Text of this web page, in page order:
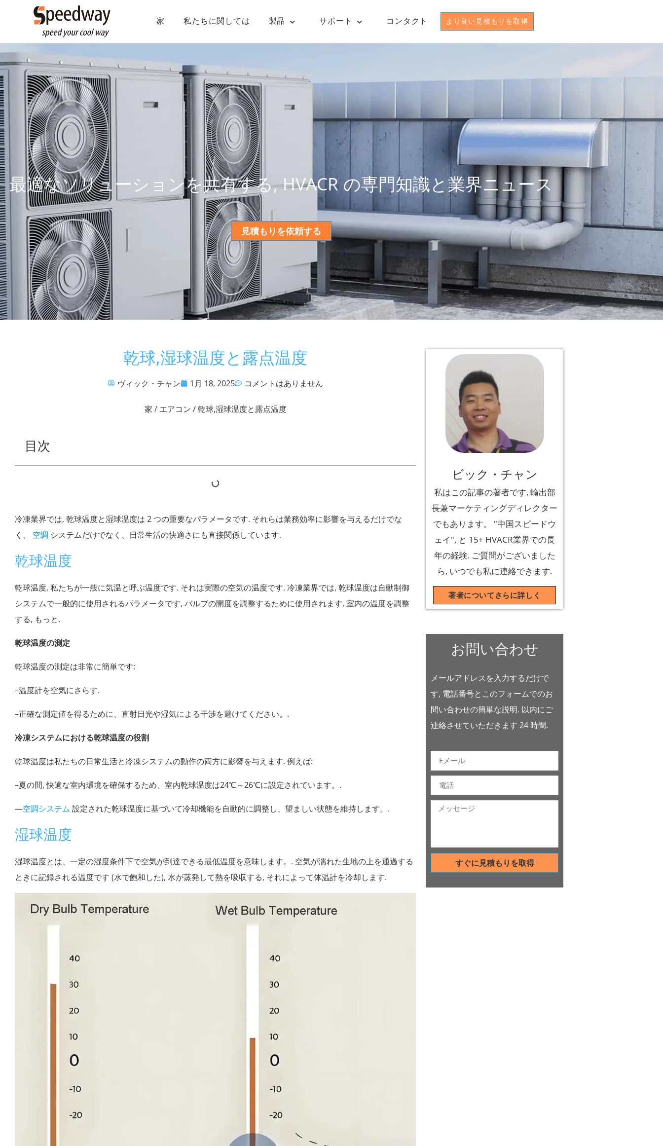
家 私たちに関しては 製品 サポート コンタクト より良い見積もりを取得
最適なソリューションを共有する, HVACR の専門知識と業界ニュース
見積もりを依頼する
乾球,湿球温度と露点温度
ヴィック・チャン 1月 18, 2025 コメントはありません
家 / エアコン / 乾球,湿球温度と露点温度
目次
冷凍業界では, 乾球温度と湿球温度は 2 つの重要なパラメータです. それらは業務効率に影響を与えるだけでな
く、 空調 システムだけでなく、日常生活の快適さにも直接関係しています.
乾球温度
乾球温度, 私たちが一般に気温と呼ぶ温度です. それは実際の空気の温度です. 冷凍業界では, 乾球温度は自動制御
システムで一般的に使用されるパラメータです, バルブの開度を調整するために使用されます, 室内の温度を調整
する, もっと.
乾球温度の測定
乾球温度の測定は非常に簡単です:
–温度計を空気にさらす.
–正確な測定値を得るために、直射日光や湿気による干渉を避けてください。.
冷凍システムにおける乾球温度の役割
乾球温度は私たちの日常生活と冷凍システムの動作の両方に影響を与えます. 例えば:
–夏の間, 快適な室内環境を確保するため、室内乾球温度は24℃～26℃に設定されています。.
—空調システム 設定された乾球温度に基づいて冷却機能を自動的に調整し、望ましい状態を維持します。.
湿球温度
湿球温度とは、一定の湿度条件下で空気が到達できる最低温度を意味します。. 空気が濡れた生地の上を通過する
ときに記録される温度です (水で飽和した), 水が蒸発して熱を吸収する, それによって体温計を冷却します.
ビック・チャン
私はこの記事の著者です, 輸出部
長兼マーケティングディレクター
でもあります。 "中国スピードウ
ェイ", と 15+ HVACR業界での長
年の経験. ご質問がございました
ら, いつでも私に連絡できます.
著者についてさらに詳しく
お問い合わせ
メールアドレスを入力するだけで
す, 電話番号とこのフォームでのお
問い合わせの簡単な説明. 以内にご
連絡させていただきます 24 時間.
すぐに見積もりを取得